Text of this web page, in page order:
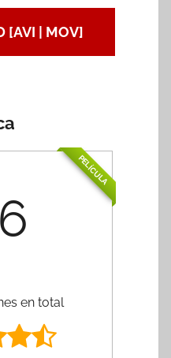
[AVI | MOV]
PELÍCULA
en total